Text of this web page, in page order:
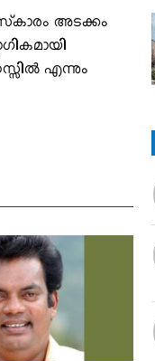
അടക്കം
എന്നും